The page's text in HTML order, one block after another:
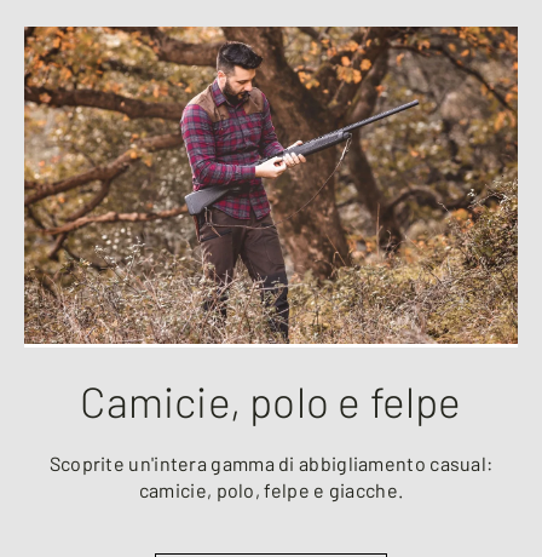
Camicie, polo e felpe
Scoprite un'intera gamma di abbigliamento casual:
camicie, polo, felpe e giacche.